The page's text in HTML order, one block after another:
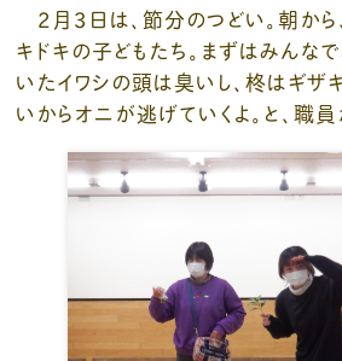
2月3日は、節分のつどい。朝から
キドキの子どもたち。まずはみんな
いたイワシの頭は臭いし、柊はギザ
いからオニが逃げていくよ。と、職員